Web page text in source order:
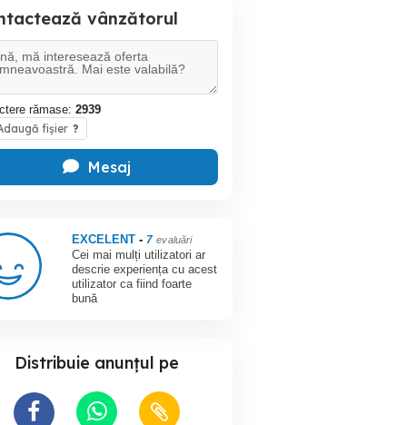
vânzătorul
rămase: 2939
fișier ?
Mesaj
EXCELENT- 7 evaluări
Cei mai mulți utilizatori ar
descrie experiența cu acest
utilizator ca fiind foarte
bună
Distribuie anunțul pe